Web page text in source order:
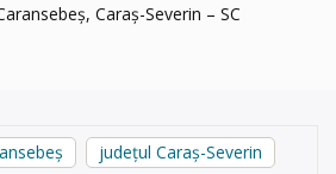
Caraș-Severin – SC
județul Caraș-Severin